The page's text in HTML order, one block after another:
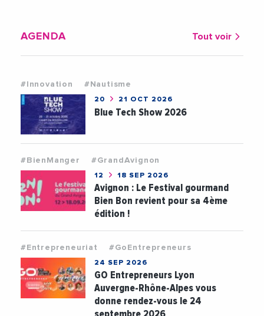
AGENDA Tout voir
#Innovation #Nautisme
20 21 OCT 2026
Blue Tech Show 2026
#BienManger #GrandAvignon
12 18 SEP 2026
Avignon : Le Festival gourmand
Bien Bon revient pour sa 4ème
édition !
#Entrepreneuriat #GoEntrepreneurs
24 SEP 2026
GO Entrepreneurs Lyon
Auvergne-Rhône-Alpes vous
donne rendez-vous le 24